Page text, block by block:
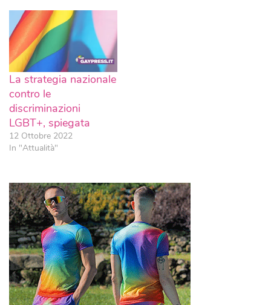
La strategia nazionale
contro le
discriminazioni
LGBT+, spiegata
12 Ottobre 2022
In "Attualità"